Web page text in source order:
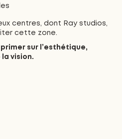
centres, dont Ray studios,
cette zone.
sur l’esthétique,
la vision.